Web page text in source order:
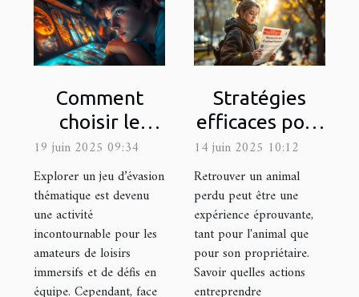
Comment
choisir le
meilleur jeu
d'évasion
thématique
pour votre
prochaine
sortie
19 juin 2025 09:34
Explorer un jeu d’évasion
thématique est devenu
une activité
incontournable pour les
amateurs de loisirs
immersifs et de défis en
équipe. Cependant, face
Stratégies
efficaces pour
la recherche
d'animaux
perdus
14 juin 2025 10:12
Retrouver un animal
perdu peut être une
expérience éprouvante,
tant pour l'animal que
pour son propriétaire.
Savoir quelles actions
entreprendre